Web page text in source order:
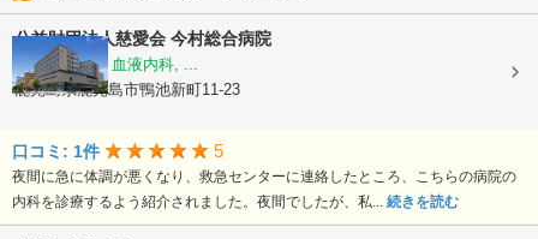
公益財団法人慈愛会 今村総合病院
内科, 救急科, 血液内科, ...
鹿児島県鹿児島市鴨池新町11-23
口コミ: 1件 5
夜間に急に体調が悪くなり、救急センターに連絡したところ、こちらの病院の
内科を診療するよう紹介されました。夜間でしたが、私... 続きを読む